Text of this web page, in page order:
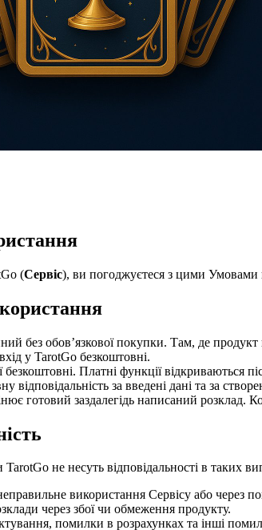
(Сервіс), ви погоджуєтеся з цими Умовами
без обов’язкової покупки. Там, де
у TarotGo безкоштовні.
безкоштовні. Платні функції відкриваються
відповідальність за введені дані та за
готовий заздалегідь написаний розклад.
TarotGo не несуть відповідальності в таких
використання Сервісу або через
через збої чи обмеження продукту.
помилки в розрахунках та інші